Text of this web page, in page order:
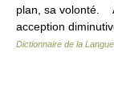
plan, sa volonté.
acception
Dictionnaire de la